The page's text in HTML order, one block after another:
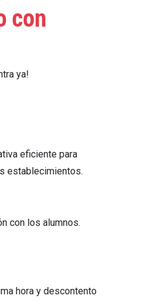
con
ya!
eficiente para
establecimientos.
con los alumnos.
hora y descontento